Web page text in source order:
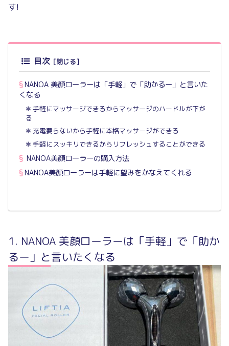
す!
目次
NANOA 美顔ローラーは「手軽」で「助かるー」と言いた
くなる
手軽にマッサージできるからマッサージのハードルが下が
る
充電要らないから手軽に本格マッサージができる
手軽にスッキリできるからリフレッシュすることができる
NANOA美顔ローラーの購入方法
NANOA美顔ローラーは手軽に望みをかなえてくれる
NANOA 美顔ローラーは「手軽」で「助か
るー」と言いたくなる